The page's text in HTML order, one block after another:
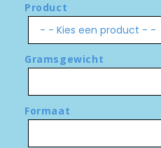
Product
Gramsgewicht
Formaat